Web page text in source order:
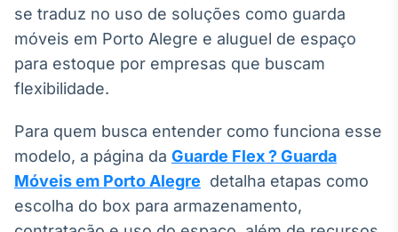
Radar
Monitoramento
inteligente de
notícias e
Fundos
A melhor
plataforma para
de investimento
no Brasil
se traduz no uso de soluções como guarda
móveis em Porto Alegre e aluguel de espaço
para estoque por empresas que buscam
flexibilidade.
Para quem busca entender como funciona esse
modelo, a página da Guarde Flex ? Guarda
Móveis em Porto Alegre detalha etapas como
escolha do box para armazenamento,